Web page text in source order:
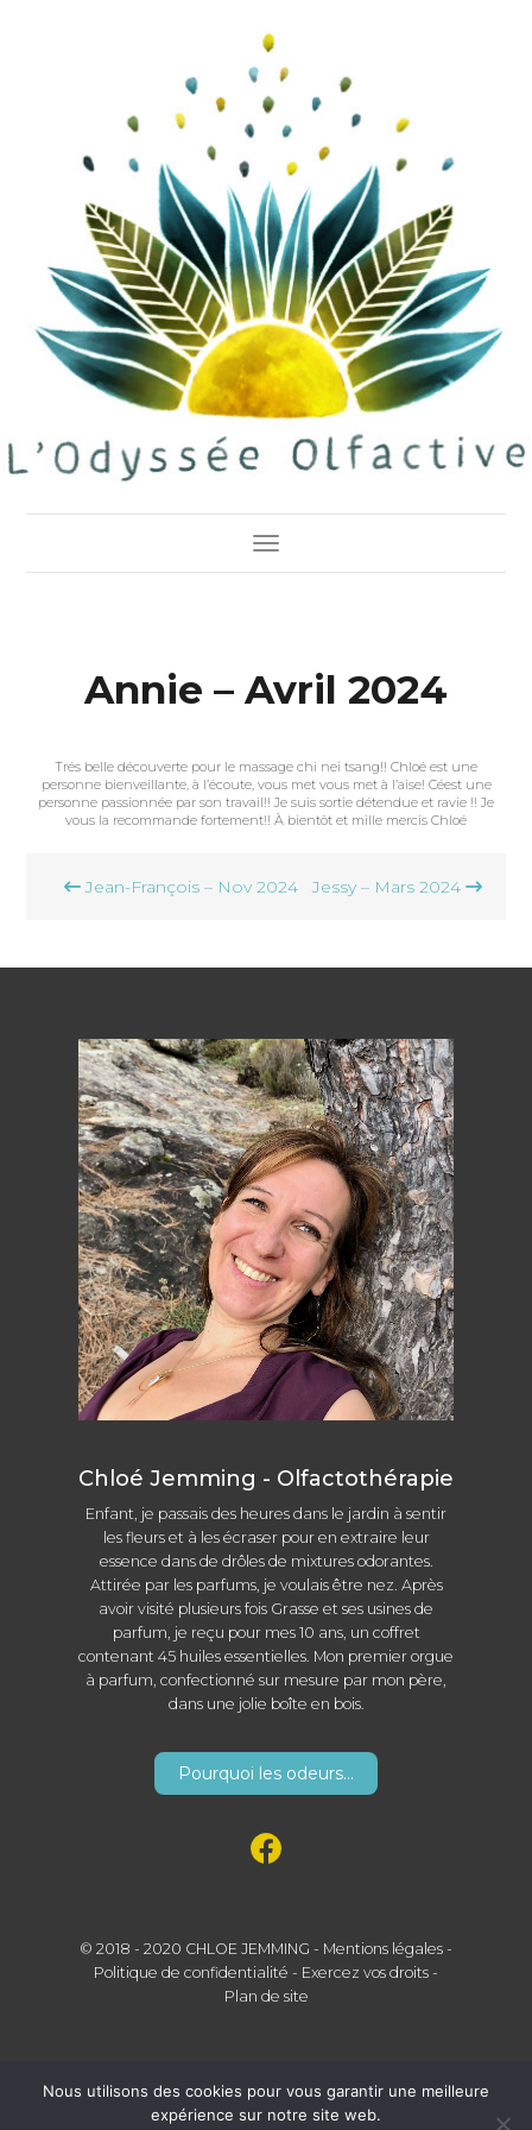
Toggle Navigation
Annie – Avril 2024
Trés belle découverte pour le massage chi nei tsang!! Chloé est une
personne bienveillante, à l’écoute, vous met vous met à l’aise! Céest une
personne passionnée par son travail!! Je suis sortie détendue et ravie !! Je
vous la recommande fortement!! À bientôt et mille mercis Chloé
Navigation
Jean-François – Nov 2024 Jessy – Mars 2024
Chloé Jemming - Olfactothérapie
Enfant, je passais des heures dans le jardin à sentir
les fleurs et à les écraser pour en extraire leur
essence dans de drôles de mixtures odorantes.
Attirée par les parfums, je voulais être nez. Après
avoir visité plusieurs fois Grasse et ses usines de
parfum, je reçu pour mes 10 ans, un coffret
contenant 45 huiles essentielles. Mon premier orgue
à parfum, confectionné sur mesure par mon père,
dans une jolie boîte en bois.
Pourquoi les odeurs...
© 2018 - 2020 CHLOE JEMMING - Mentions légales -
Politique de confidentialité - Exercez vos droits -
Plan de site
Nous utilisons des cookies pour vous garantir une meilleure
expérience sur notre site web.